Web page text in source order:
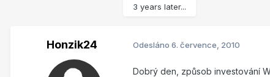
3 years later...
Honzik24 Odesláno 6. července, 2010
Dobrý den, způsob investování